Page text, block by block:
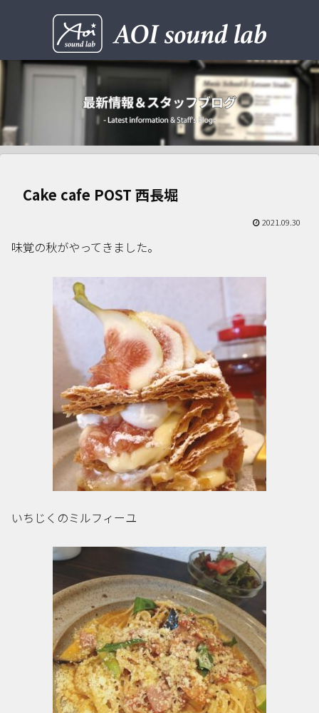
Cake cafe POST 西長堀
2021.09.30
味覚の秋がやってきました。
いちじくのミルフィーユ